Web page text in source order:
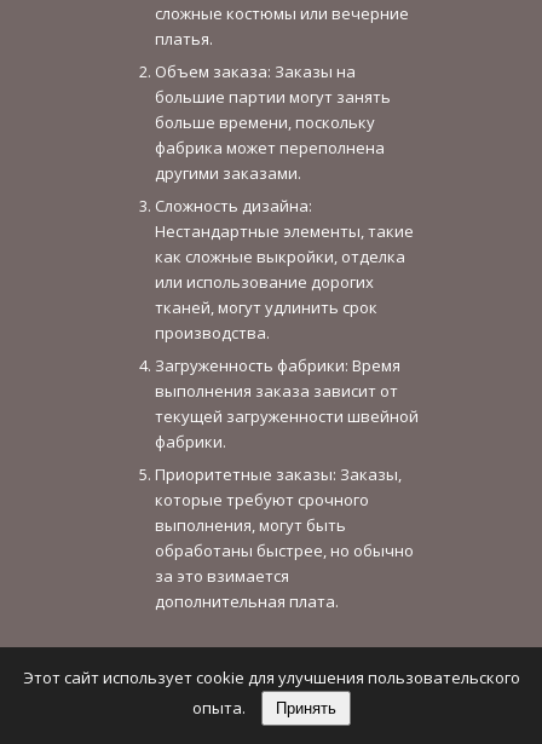
сложные костюмы или вечерние
платья.
Объем заказа: Заказы на
большие партии могут занять
больше времени, поскольку
фабрика может переполнена
другими заказами.
Сложность дизайна:
Нестандартные элементы, такие
как сложные выкройки, отделка
или использование дорогих
тканей, могут удлинить срок
производства.
Загруженность фабрики: Время
выполнения заказа зависит от
текущей загруженности швейной
фабрики.
Приоритетные заказы: Заказы,
которые требуют срочного
выполнения, могут быть
обработаны быстрее, но обычно
за это взимается
дополнительная плата.
В общем, для стандартных серийных
заказов сроки могут составлять от
одной недели до месяца, тогда как
индивидуальные или сложные заказы
Этот сайт использует cookie для улучшения пользовательского
опыта.
Принять